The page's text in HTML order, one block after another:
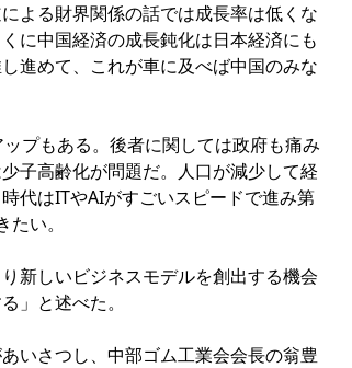
よる財界関係の話では成長率は低くな
に中国経済の成長鈍化は日本経済にも
進めて、これが車に及べば中国のみな
プもある。後者に関しては政府も痛み
子高齢化が問題だ。人口が減少して経
代はITやAIがすごいスピードで進み第
い。
新しいビジネスモデルを創出する機会
」と述べた。
いさつし、中部ゴム工業会会長の翁豊